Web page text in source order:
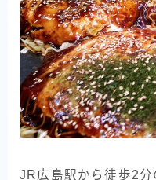
JR広島駅から徒歩2分